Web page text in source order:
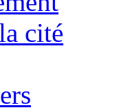
cité